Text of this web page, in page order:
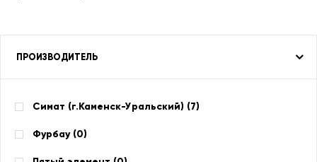
ПРОИЗВОДИТЕЛЬ
Симат (г.Каменск-Уральский) (7)
Фурбау (0)